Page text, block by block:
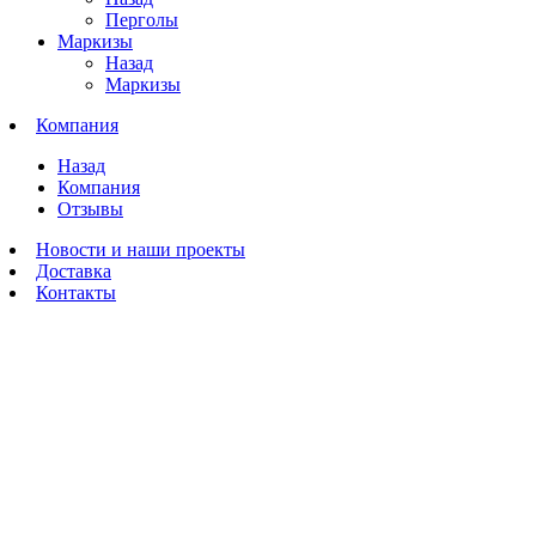
Перголы
Маркизы
Назад
Маркизы
Компания
Назад
Компания
Отзывы
Новости и наши проекты
Доставка
Контакты